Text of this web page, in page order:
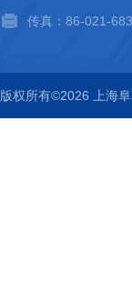
传真：86-021-
版权所有©2026 上海